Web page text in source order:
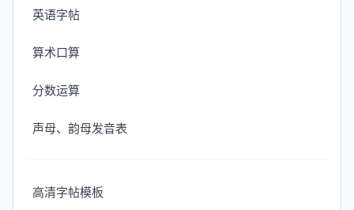
英语字帖
算术口算
分数运算
声母、韵母发音表
高清字帖模板